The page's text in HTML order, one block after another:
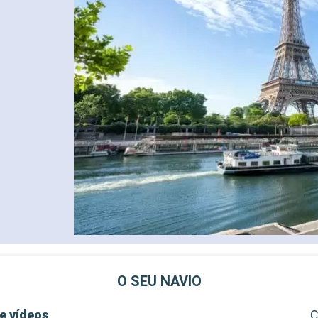
O SEU NAVIO
vídeos